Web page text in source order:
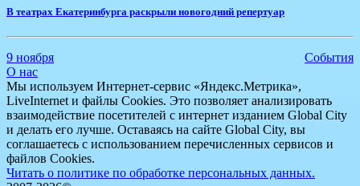
​В театрах Екатеринбурга раскрыли новогодний репертуар
9 ноября
События
О нас
Мы используем Интернет-сервис «Яндекс.Метрика»,
LiveInternet и файлы Cookies. Это позволяет анализировать
взаимодействие посетителей с интернет изданием Global City
и делать его лучше. Оставаясь на сайте Global City, вы
соглашаетесь с использованием перечисленных сервисов и
файлов Cookies.
Читать о политике по обработке персональных данных.